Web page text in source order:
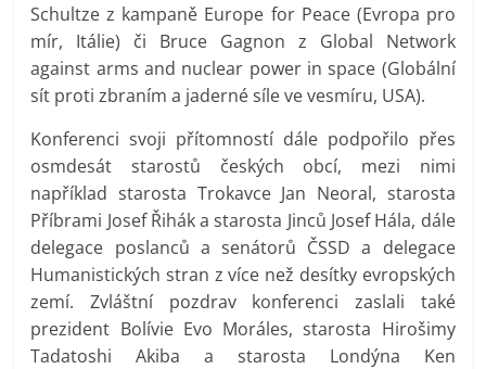
Schultze z kampaně Europe for Peace (Evropa pro
mír, Itálie) či Bruce Gagnon z Global Network
against arms and nuclear power in space (Globální
sít proti zbraním a jaderné síle ve vesmíru, USA).
Konferenci svoji přítomností dále podpořilo přes
osmdesát starostů českých obcí, mezi nimi
například starosta Trokavce Jan Neoral, starosta
Příbrami Josef Řihák a starosta Jinců Josef Hála, dále
delegace poslanců a senátorů ČSSD a delegace
Humanistických stran z více než desítky evropských
zemí. Zvláštní pozdrav konferenci zaslali také
prezident Bolívie Evo Moráles, starosta Hirošimy
Tadatoshi Akiba a starosta Londýna Ken